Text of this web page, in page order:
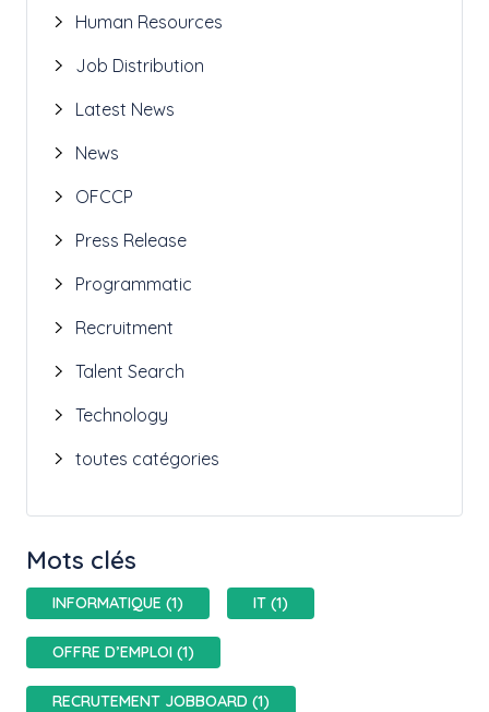
Human Resources
Job Distribution
Latest News
News
OFCCP
Press Release
Programmatic
Recruitment
Talent Search
Technology
toutes catégories
Mots clés
INFORMATIQUE (1) IT (1)
OFFRE D’EMPLOI (1)
RECRUTEMENT JOBBOARD (1)